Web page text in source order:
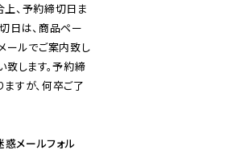
、予約締切日ま
日は、商品ペー
ールでご案内致し
致します。予約締
すが、何卒ご了
惑メールフォル